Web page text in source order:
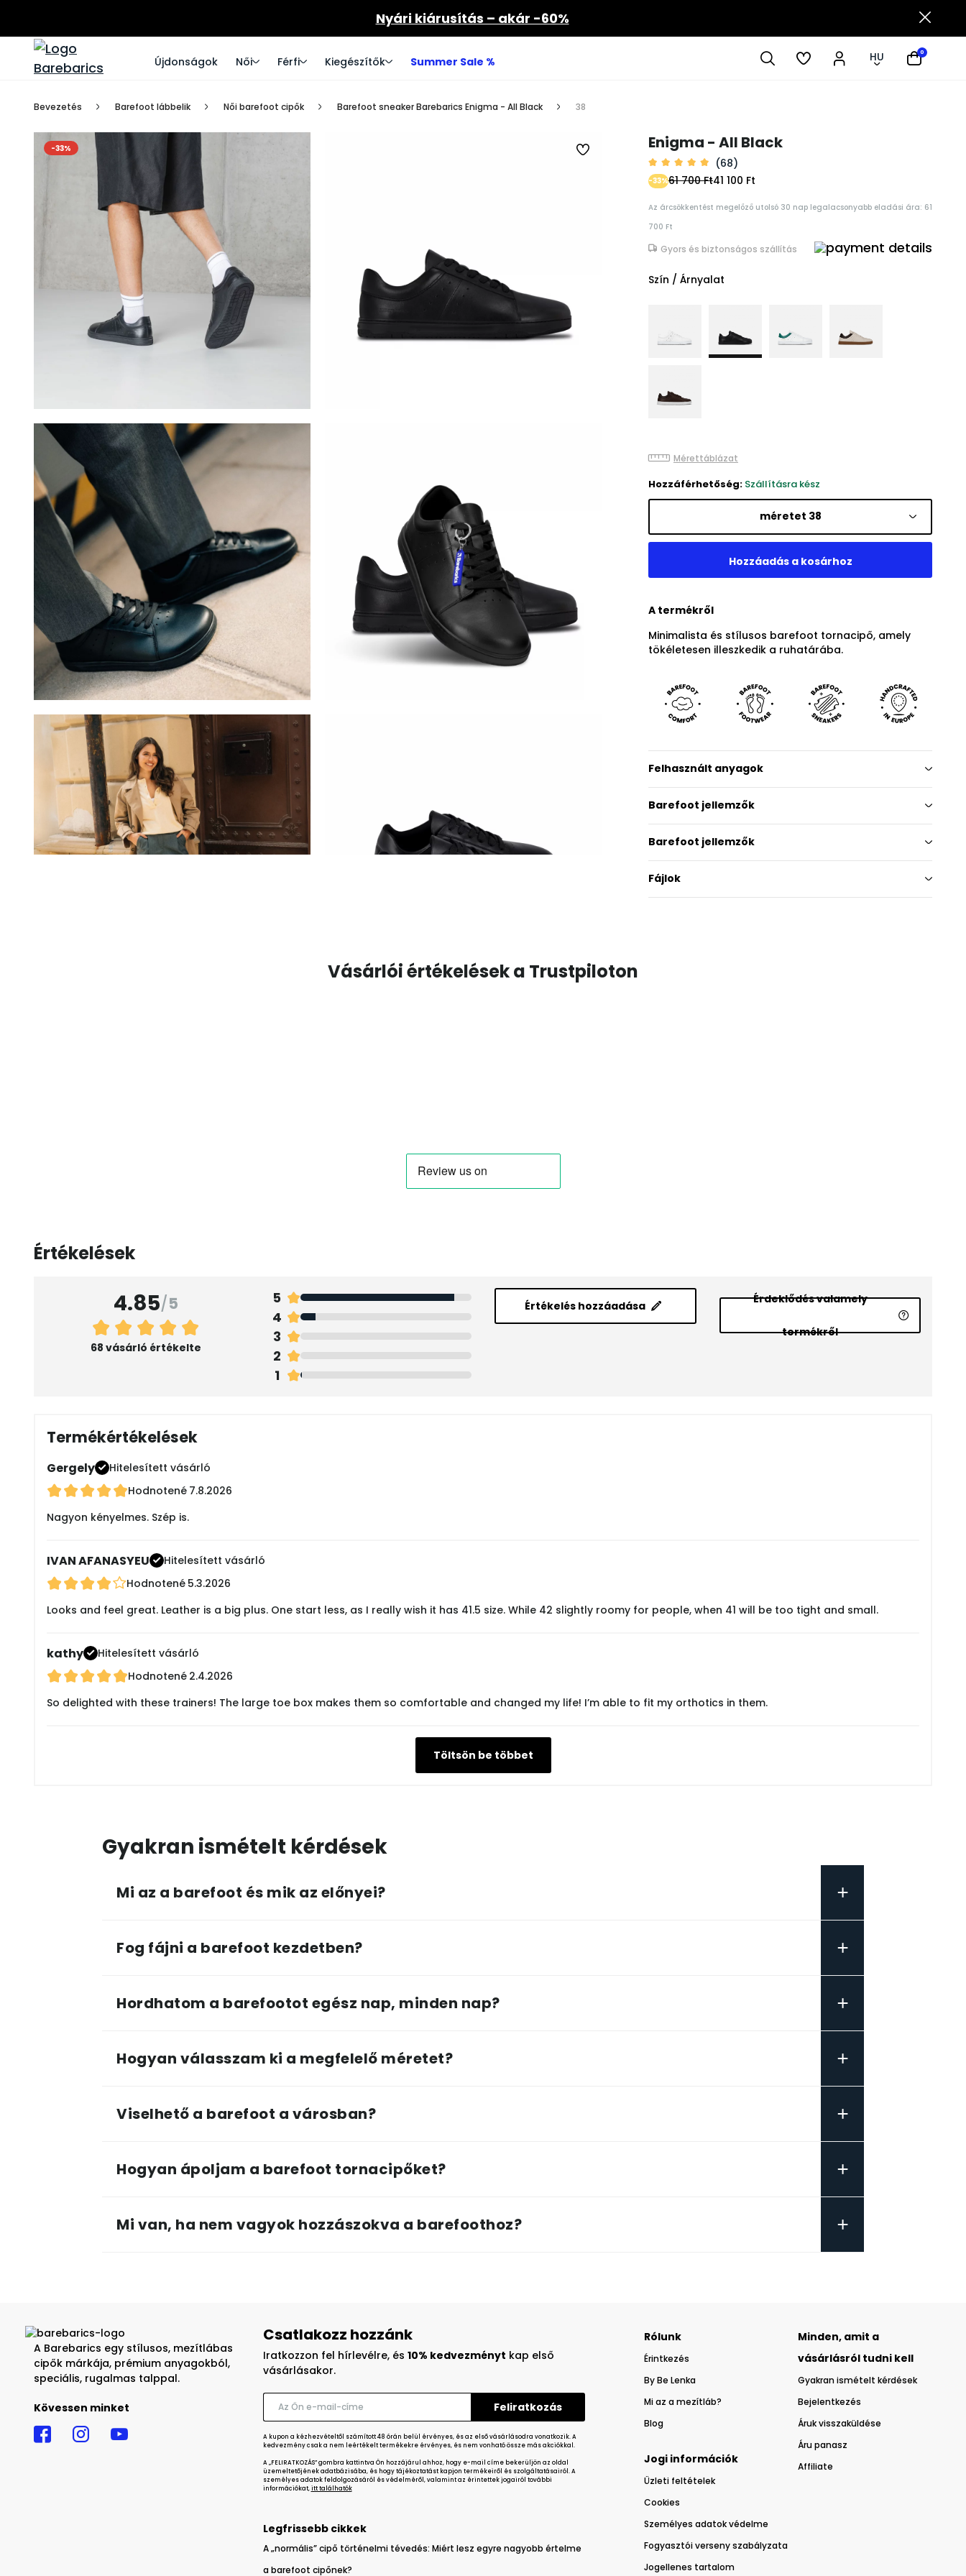
Nyári kiárusítás – akár -60%
Újdonságok Női Férfi Kiegészítők Summer Sale % HU 0
Bevezetés Barefoot lábbelik Női barefoot cipők Barefoot sneaker Barebarics Enigma - All Black 38
-33% Enigma - All Black
(68)
41 100 Ft
-33%61 700 Ft
Az árcsökkentést megelőző utolsó 30 nap legalacsonyabb eladási ára: 61
700 Ft
Gyors és biztonságos szállítás
Szín / Árnyalat
Mérettáblázat
Hozzáférhetőség: Szállításra kész
méretet 38
A termékről
Minimalista és stílusos barefoot tornacipő, amely
tökéletesen illeszkedik a ruhatárába.
Felhasznált anyagok
Barefoot jellemzők
Barefoot jellemzők
Fájlok
Vásárlói értékelések a Trustpiloton
Értékelések
4.85/5
68 vásárló értékelte
5
4
3
2
1
Értékelés hozzáadása Érdeklődés valamely
termékről
Termékértékelések
Gergely
Hitelesített vásárló
Hodnotené 7.8.2026
Nagyon kényelmes. Szép is.
IVAN AFANASYEU
Hitelesített vásárló
Hodnotené 5.3.2026
Looks and feel great. Leather is a big plus. One start less, as I really wish it has 41.5 size. While 42 slightly roomy for people, when 41 will be too tight and small.
kathy
Hitelesített vásárló
Hodnotené 2.4.2026
So delighted with these trainers! The large toe box makes them so comfortable and changed my life! I’m able to fit my orthotics in them.
Töltsön be többet
Gyakran ismételt kérdések
Mi az a barefoot és mik az előnyei? +
Fog fájni a barefoot kezdetben? +
Hordhatom a barefootot egész nap, minden nap? +
Hogyan válasszam ki a megfelelő méretet? +
Viselhető a barefoot a városban? +
Hogyan ápoljam a barefoot tornacipőket? +
Mi van, ha nem vagyok hozzászokva a barefoothoz? +
A Barebarics egy stílusos, mezítlábas
cipők márkája, prémium anyagokból,
speciális, rugalmas talppal.
Kövessen minket
Csatlakozz hozzánk
Iratkozzon fel hírlevélre, és 10% kedvezményt kap első
vásárlásakor.
A kupon a kézhezvételtől számított 48 órán belül érvényes, és az első vásárlásodra vonatkozik. A
kedvezmény csak a nem leértékelt termékekre érvényes, és nem vonható össze más akciókkal.
A „FELIRATKOZÁS” gombra kattintva Ön hozzájárul ahhoz, hogy e-mail címe bekerüljön az oldal
üzemeltetőjének adatbázisába, és hogy tájékoztatást kapjon termékeiről és szolgáltatásairól. A
személyes adatok feldolgozásáról és védelméről, valamint az érintettek jogairól további
információkat,itt találhatók
Legfrissebb cikkek
A „normális” cipő történelmi tévedés: Miért lesz egyre nagyobb értelme
a barefoot cipőnek?
Rólunk
Érintkezés
By Be Lenka
Mi az a mezítláb?
Blog
Minden, amit a
vásárlásról tudni kell
Gyakran ismételt kérdések
Bejelentkezés
Áruk visszaküldése
Áru panasz
Affiliate
Jogi információk
Üzleti feltételek
Cookies
Személyes adatok védelme
Fogyasztói verseny szabályzata
Jogellenes tartalom